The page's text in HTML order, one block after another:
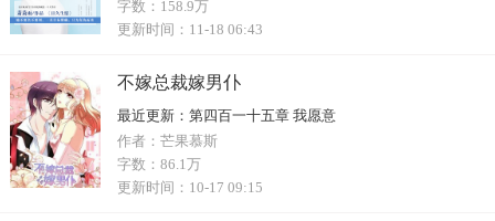
字数： 158.9万
更新时间： 11-18 06:43
不嫁总裁嫁男仆
最近更新： 第四百一十五章 我愿意
作者： 芒果慕斯
字数： 86.1万
更新时间： 10-17 09:15